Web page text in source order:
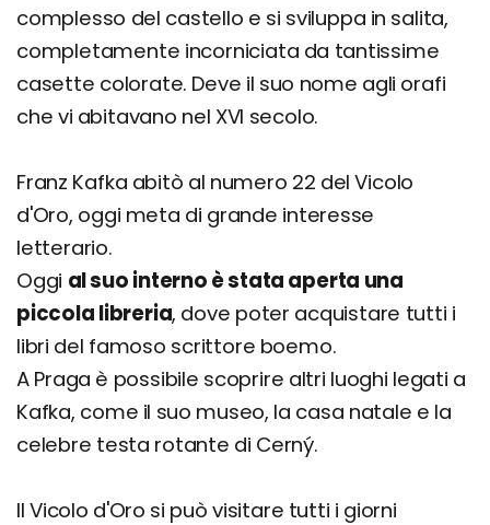
complesso del castello e si sviluppa in salita,
completamente incorniciata da tantissime
casette colorate. Deve il suo nome agli orafi
che vi abitavano nel XVI secolo.
Franz Kafka abitò al numero 22 del Vicolo
d'Oro, oggi meta di grande interesse
letterario.
Oggi al suo interno è stata aperta una
piccola libreria, dove poter acquistare tutti i
libri del famoso scrittore boemo.
A Praga è possibile scoprire altri luoghi legati a
Kafka, come il suo museo, la casa natale e la
celebre testa rotante di Cerný.
Il Vicolo d'Oro si può visitare tutti i giorni